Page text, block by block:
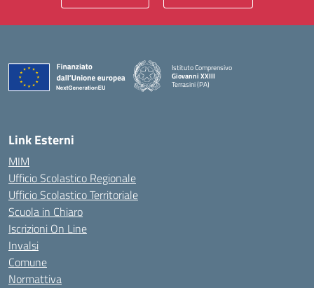
Istituto Comprensivo
Giovanni XXIII
Terrasini (PA)
Link Esterni
MIM
Ufficio Scolastico Regionale
Ufficio Scolastico Territoriale
Scuola in Chiaro
Iscrizioni On Line
Invalsi
Comune
Normattiva